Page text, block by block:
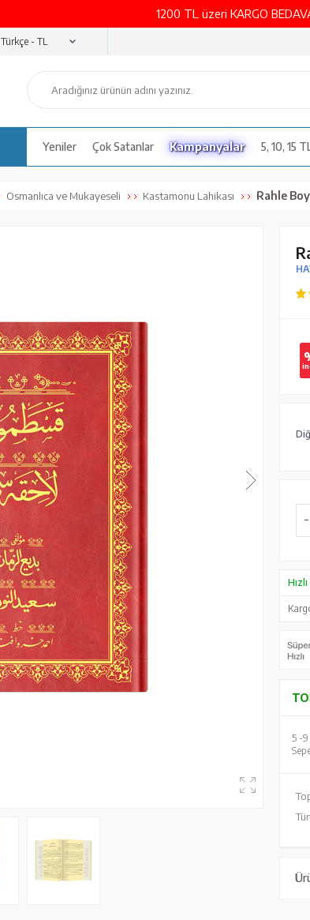
1200 TL üzeri KARGO
Türkçe - TL
Yeniler Çok Satanlar Kampanyalar 5, 10, 15
Osmanlıca ve Mukayeseli Kastamonu Lahikası Rahle Boy
5 -9